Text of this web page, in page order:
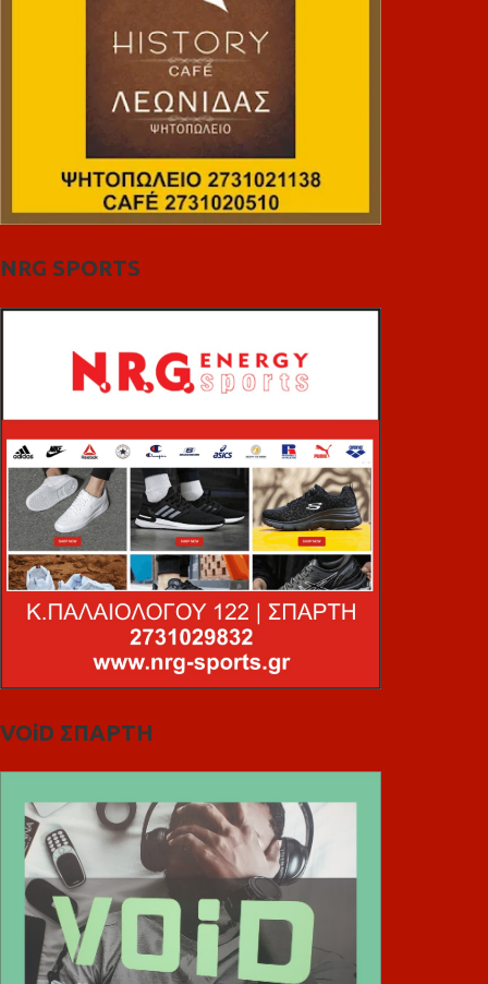
NRG SPORTS
VOiD ΣΠΑΡΤΗ